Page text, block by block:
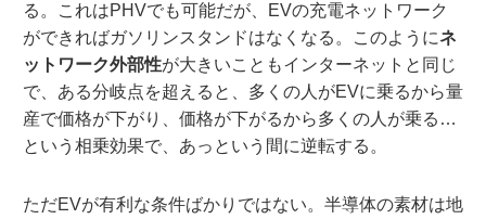
る。これはPHVでも可能だが、EVの充電ネットワーク
ができればガソリンスタンドはなくなる。このようにネ
ットワーク外部性が大きいこともインターネットと同じ
で、ある分岐点を超えると、多くの人がEVに乗るから量
産で価格が下がり、価格が下がるから多くの人が乗る…
という相乗効果で、あっという間に逆転する。
ただEVが有利な条件ばかりではない。半導体の素材は地